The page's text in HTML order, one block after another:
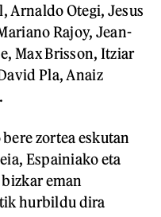
Arnaldo Otegi, Jesus
Rajoy, Jean-
Max Brisson, Itziar
Pla, Anaiz
zortea eskutan
Espainiako eta
eman
hurbildu dira